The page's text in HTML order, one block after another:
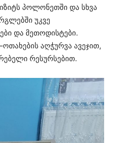
პოლონეთში და სხვა
უკვე
და მეთოდისტები.
აღჭურვა ავეჯით,
რესურსებით.